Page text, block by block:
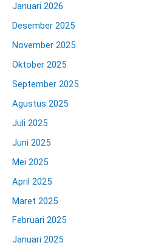
Januari 2026
Desember 2025
November 2025
Oktober 2025
September 2025
Agustus 2025
Juli 2025
Juni 2025
Mei 2025
April 2025
Maret 2025
Februari 2025
Januari 2025